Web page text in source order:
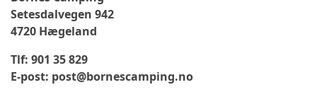
Setesdalvegen 942
4720 Hægeland
Tlf: 901 35 829
E-post: post@bornescamping.no